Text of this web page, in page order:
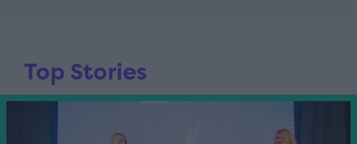
Top Stories